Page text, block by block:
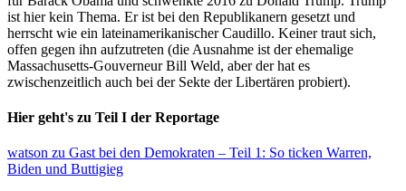
ist hier kein Thema. Er ist bei den Republikanern gesetzt und
herrscht wie ein lateinamerikanischer Caudillo. Keiner traut sich,
offen gegen ihn aufzutreten (die Ausnahme ist der ehemalige
Massachusetts-Gouverneur Bill Weld, aber der hat es
zwischenzeitlich auch bei der Sekte der Libertären probiert).
Hier geht's zu Teil I der Reportage
watson zu Gast bei den Demokraten – Teil 1: So ticken Warren,
Biden und Buttigieg